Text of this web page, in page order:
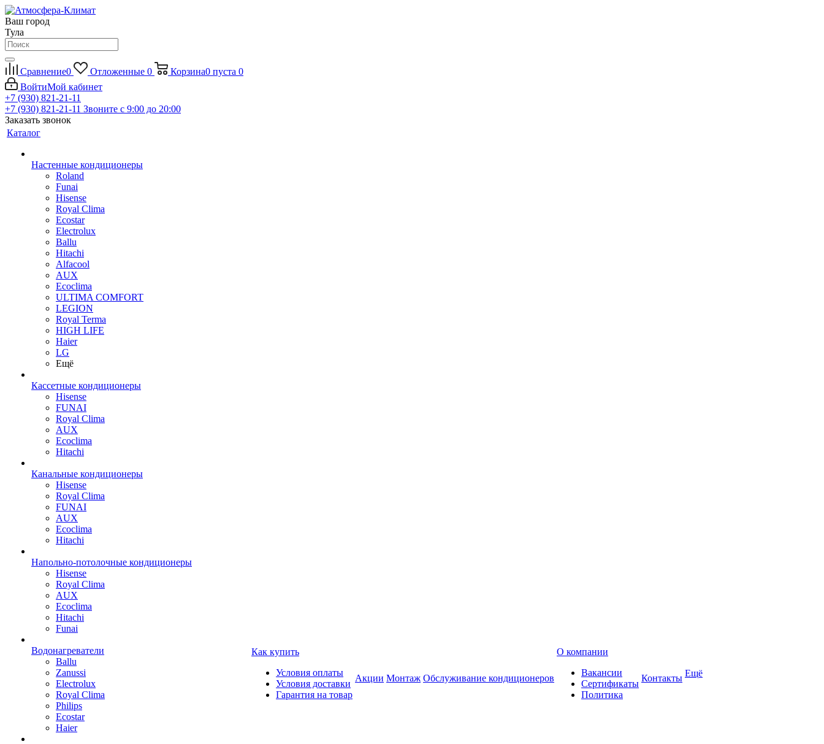
Ваш город
Тула
Сравнение0 Отложенные 0 Корзина0 пуста 0
ВойтиМой кабинет
+7 (930) 821-21-11
+7 (930) 821-21-11 Звоните с 9:00 до 20:00
Заказать звонок
Каталог
Настенные кондиционеры
Roland
Funai
Hisense
Royal Clima
Ecostar
Electrolux
Ballu
Hitachi
Alfacool
AUX
Ecoclima
ULTIMA COMFORT
LEGION
Royal Terma
HIGH LIFE
Haier
LG
Ещё
Кассетные кондиционеры
Hisense
FUNAI
Royal Clima
AUX
Ecoclima
Hitachi
Канальные кондиционеры
Hisense
Royal Clima
FUNAI
AUX
Ecoclima
Hitachi
Напольно-потолочные кондиционеры
Hisense
Royal Clima
AUX
Ecoclima
Hitachi
Funai
Водонагреватели
Ballu
Zanussi
Electrolux
Royal Clima
Philips
Ecostar
Haier
Как купить
Условия оплаты
Условия доставки
Гарантия на товар
Акции Монтаж Обслуживание кондиционеров
О компании
Вакансии
Сертификаты
Политика
Контакты Ещё